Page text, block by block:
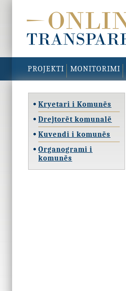
PROJEKTI MONITORIMI
Kryetari i Komunës
Drejtorët komunalë
Kuvendi i komunës
Organogrami i
komunës